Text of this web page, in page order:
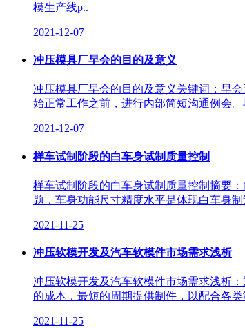
模生产线p..
2021-12-07
冲压模具厂早会的目的及意义
冲压模具厂早会的目的及意义关键词：早
始正常工作之前，进行内部简短沟通例会
2021-12-07
样车试制阶段的白车身试制质量控制
样车试制阶段的白车身试制质量控制摘要
题，车身功能尺寸精度水平是体现白车身
2021-11-25
冲压软模开发及汽车软模件市场需求浅析
冲压软模开发及汽车软模件市场需求浅析
的成本，最短的周期提供制件，以配合各
2021-11-25